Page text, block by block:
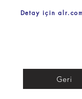
Geri
Detay için